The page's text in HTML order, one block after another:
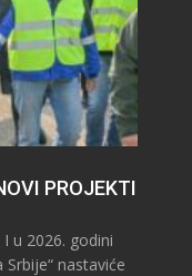
PROJEKTI
u 2026. godini
nastaviće